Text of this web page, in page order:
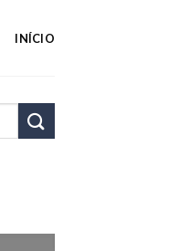
INÍCIO